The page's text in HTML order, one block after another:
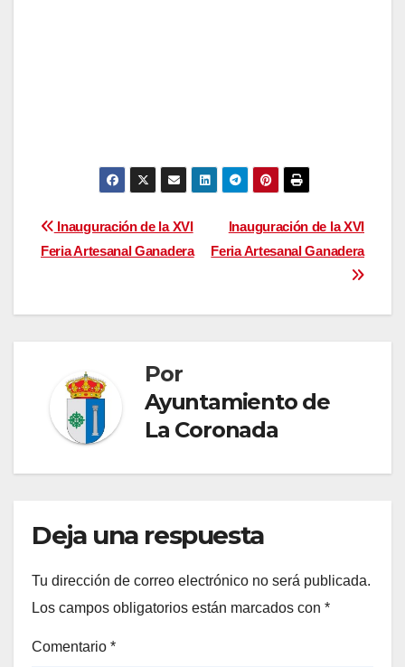
Navegación
de
entradas
Inauguración de la XVI
Feria Artesanal Ganadera
Inauguración de la XVI
Feria Artesanal Ganadera
Por
Ayuntamiento de
La Coronada
Deja una respuesta
Tu dirección de correo electrónico no será publicada.
Los campos obligatorios están marcados con *
Comentario *